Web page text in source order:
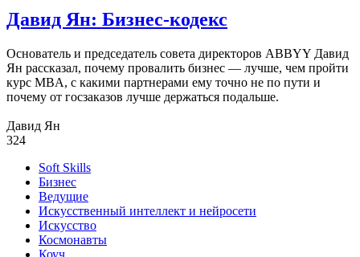
Давид Ян: Бизнес-кодекс
Основатель и председатель совета директоров ABBYY Давид
Ян рассказал, почему провалить бизнес — лучше, чем пройти
курс MBA, с какими партнерами ему точно не по пути и
почему от госзаказов лучше держаться подальше.
Давид Ян
324
Soft Skills
Бизнес
Ведущие
Искусственный интеллект и нейросети
Искусство
Космонавты
Коуч